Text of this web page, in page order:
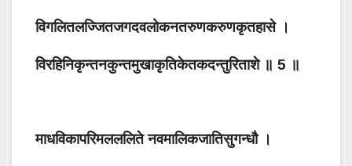
विगलितलज्जितजगदवलोकनतरुणकरुणकृतहासे ।
विरहिनिकृन्तनकुन्तमुखाकृतिकेतकदन्तुरिताशे ॥ 5 ॥
माधविकापरिमलललिते नवमालिकजातिसुगन्धौ ।